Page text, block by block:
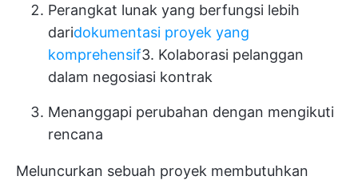
Perangkat lunak yang berfungsi lebih
daridokumentasi proyek yang
komprehensif3. Kolaborasi pelanggan
dalam negosiasi kontrak
Menanggapi perubahan dengan mengikuti
rencana
Meluncurkan sebuah proyek membutuhkan